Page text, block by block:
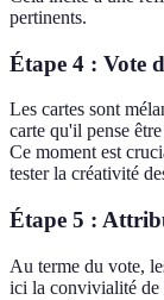
pertinents.
Étape 4 : Vote
Les cartes sont
carte qu'il pense
Ce moment est
tester la créativité
Étape 5 :
Au terme du vote,
ici la convivialité de